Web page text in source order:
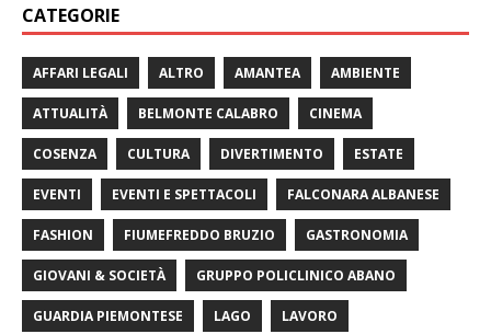
CATEGORIE
AFFARI LEGALI ALTRO AMANTEA AMBIENTE
ATTUALITÀ BELMONTE CALABRO CINEMA
COSENZA CULTURA DIVERTIMENTO ESTATE
EVENTI EVENTI E SPETTACOLI FALCONARA ALBANESE
FASHION FIUMEFREDDO BRUZIO GASTRONOMIA
GIOVANI & SOCIETÀ GRUPPO POLICLINICO ABANO
GUARDIA PIEMONTESE LAGO LAVORO